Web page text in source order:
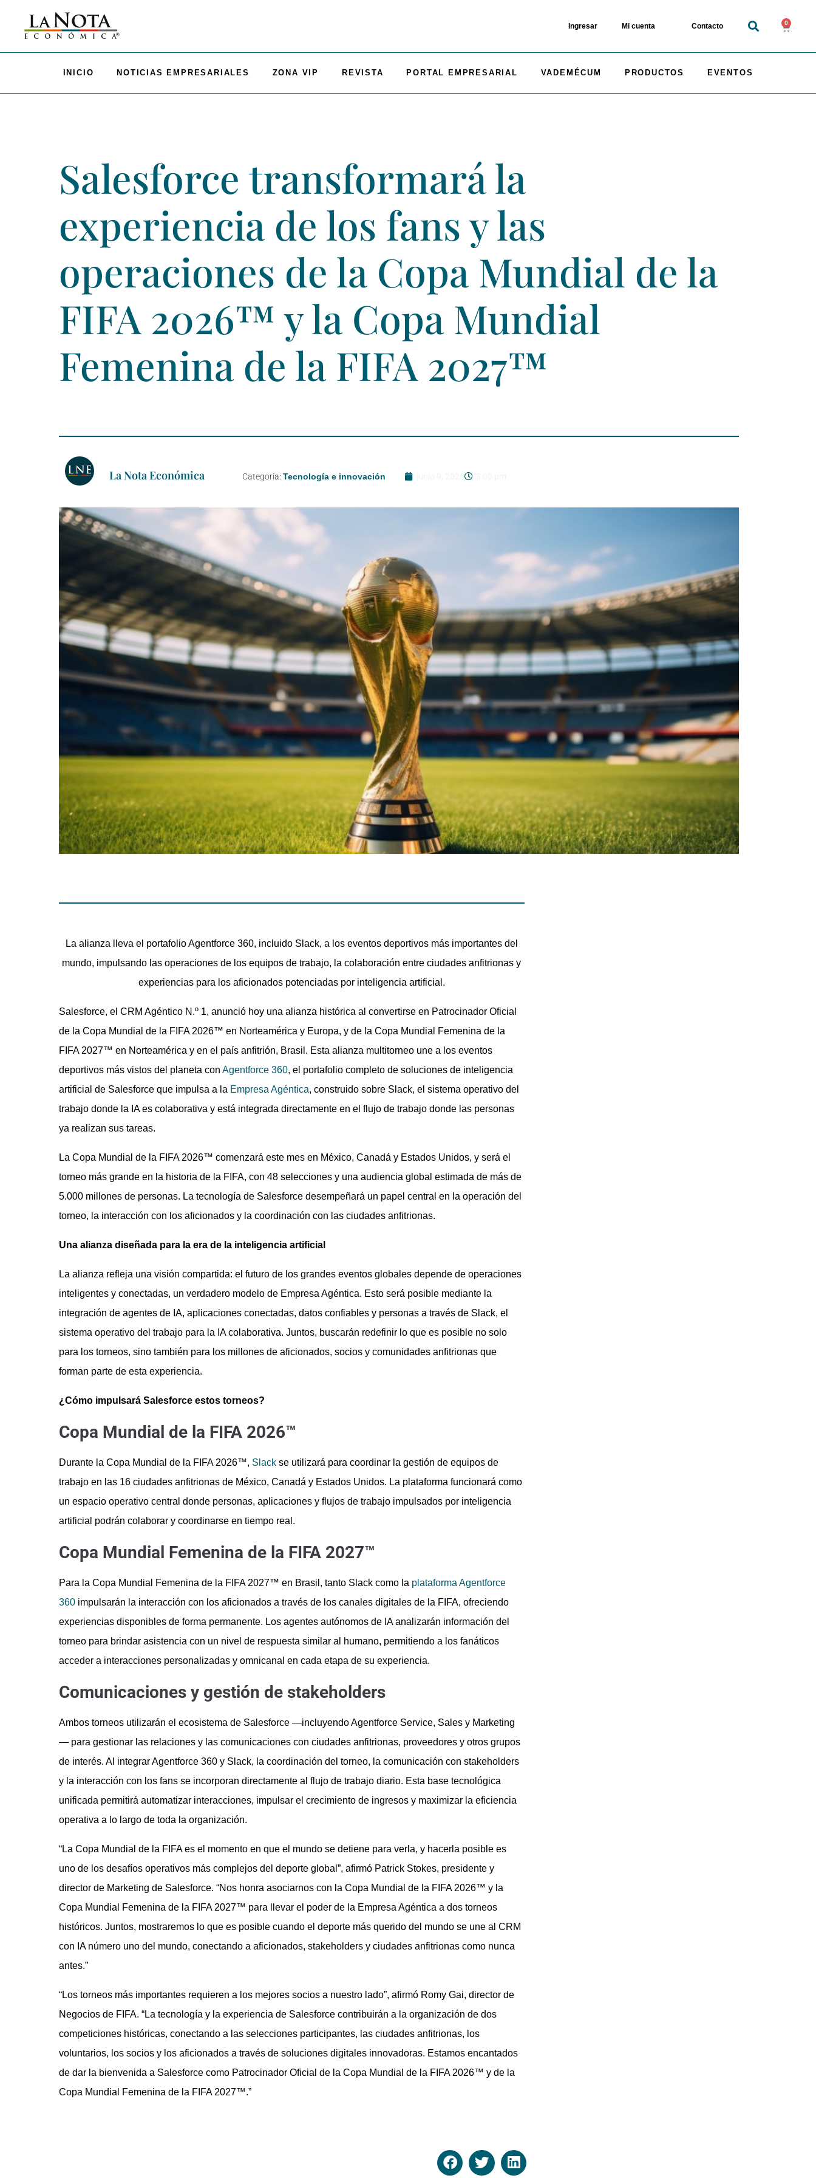
Ingresar Mi cuenta Contacto 0
INICIO NOTICIAS EMPRESARIALES ZONA VIP REVISTA PORTAL EMPRESARIAL VADEMÉCUM PRODUCTOS EVENTOS
Salesforce transformará la
experiencia de los fans y las
operaciones de la Copa Mundial de la
FIFA 2026™ y la Copa Mundial
Femenina de la FIFA 2027™
La Nota Económica Categoría: Tecnología e innovación
La alianza lleva el portafolio Agentforce 360, incluido Slack, a los eventos deportivos más importantes del
mundo, impulsando las operaciones de los equipos de trabajo, la colaboración entre ciudades anfitrionas y
experiencias para los aficionados potenciadas por inteligencia artificial.
Salesforce, el CRM Agéntico N.º 1, anunció hoy una alianza histórica al convertirse en Patrocinador Oficial
de la Copa Mundial de la FIFA 2026™ en Norteamérica y Europa, y de la Copa Mundial Femenina de la
FIFA 2027™ en Norteamérica y en el país anfitrión, Brasil. Esta alianza multitorneo une a los eventos
deportivos más vistos del planeta con Agentforce 360, el portafolio completo de soluciones de inteligencia
artificial de Salesforce que impulsa a la Empresa Agéntica, construido sobre Slack, el sistema operativo del
trabajo donde la IA es colaborativa y está integrada directamente en el flujo de trabajo donde las personas
ya realizan sus tareas.
La Copa Mundial de la FIFA 2026™ comenzará este mes en México, Canadá y Estados Unidos, y será el
torneo más grande en la historia de la FIFA, con 48 selecciones y una audiencia global estimada de más de
5.000 millones de personas. La tecnología de Salesforce desempeñará un papel central en la operación del
torneo, la interacción con los aficionados y la coordinación con las ciudades anfitrionas.
Una alianza diseñada para la era de la inteligencia artificial
La alianza refleja una visión compartida: el futuro de los grandes eventos globales depende de operaciones
inteligentes y conectadas, un verdadero modelo de Empresa Agéntica. Esto será posible mediante la
integración de agentes de IA, aplicaciones conectadas, datos confiables y personas a través de Slack, el
sistema operativo del trabajo para la IA colaborativa. Juntos, buscarán redefinir lo que es posible no solo
para los torneos, sino también para los millones de aficionados, socios y comunidades anfitrionas que
forman parte de esta experiencia.
¿Cómo impulsará Salesforce estos torneos?
Copa Mundial de la FIFA 2026™
Durante la Copa Mundial de la FIFA 2026™, Slack se utilizará para coordinar la gestión de equipos de
trabajo en las 16 ciudades anfitrionas de México, Canadá y Estados Unidos. La plataforma funcionará como
un espacio operativo central donde personas, aplicaciones y flujos de trabajo impulsados por inteligencia
artificial podrán colaborar y coordinarse en tiempo real.
Copa Mundial Femenina de la FIFA 2027™
Para la Copa Mundial Femenina de la FIFA 2027™ en Brasil, tanto Slack como la plataforma Agentforce
360 impulsarán la interacción con los aficionados a través de los canales digitales de la FIFA, ofreciendo
experiencias disponibles de forma permanente. Los agentes autónomos de IA analizarán información del
torneo para brindar asistencia con un nivel de respuesta similar al humano, permitiendo a los fanáticos
acceder a interacciones personalizadas y omnicanal en cada etapa de su experiencia.
Comunicaciones y gestión de stakeholders
Ambos torneos utilizarán el ecosistema de Salesforce —incluyendo Agentforce Service, Sales y Marketing
— para gestionar las relaciones y las comunicaciones con ciudades anfitrionas, proveedores y otros grupos
de interés. Al integrar Agentforce 360 y Slack, la coordinación del torneo, la comunicación con stakeholders
y la interacción con los fans se incorporan directamente al flujo de trabajo diario. Esta base tecnológica
unificada permitirá automatizar interacciones, impulsar el crecimiento de ingresos y maximizar la eficiencia
operativa a lo largo de toda la organización.
“La Copa Mundial de la FIFA es el momento en que el mundo se detiene para verla, y hacerla posible es
uno de los desafíos operativos más complejos del deporte global”, afirmó Patrick Stokes, presidente y
director de Marketing de Salesforce. “Nos honra asociarnos con la Copa Mundial de la FIFA 2026™ y la
Copa Mundial Femenina de la FIFA 2027™ para llevar el poder de la Empresa Agéntica a dos torneos
históricos. Juntos, mostraremos lo que es posible cuando el deporte más querido del mundo se une al CRM
con IA número uno del mundo, conectando a aficionados, stakeholders y ciudades anfitrionas como nunca
antes.”
“Los torneos más importantes requieren a los mejores socios a nuestro lado”, afirmó Romy Gai, director de
Negocios de FIFA. “La tecnología y la experiencia de Salesforce contribuirán a la organización de dos
competiciones históricas, conectando a las selecciones participantes, las ciudades anfitrionas, los
voluntarios, los socios y los aficionados a través de soluciones digitales innovadoras. Estamos encantados
de dar la bienvenida a Salesforce como Patrocinador Oficial de la Copa Mundial de la FIFA 2026™ y de la
Copa Mundial Femenina de la FIFA 2027™.”